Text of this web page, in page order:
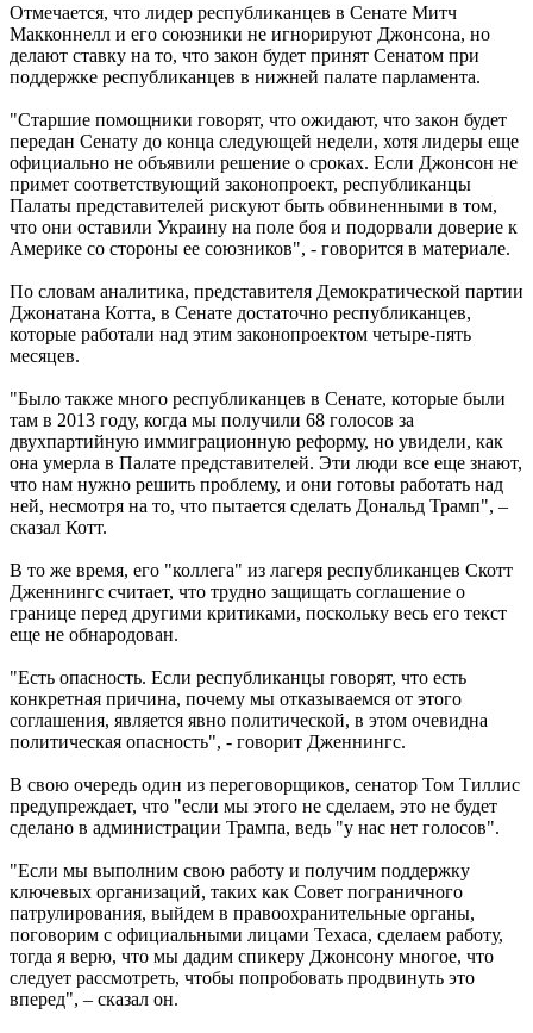
Отмечается, что лидер республиканцев в Сенате Митч
Макконнелл и его союзники не игнорируют Джонсона, но
делают ставку на то, что закон будет принят Сенатом при
поддержке республиканцев в нижней палате парламента.
"Старшие помощники говорят, что ожидают, что закон будет
передан Сенату до конца следующей недели, хотя лидеры еще
официально не объявили решение о сроках. Если Джонсон не
примет соответствующий законопроект, республиканцы
Палаты представителей рискуют быть обвиненными в том,
что они оставили Украину на поле боя и подорвали доверие к
Америке со стороны ее союзников", - говорится в материале.
По словам аналитика, представителя Демократической партии
Джонатана Котта, в Сенате достаточно республиканцев,
которые работали над этим законопроектом четыре-пять
месяцев.
"Было также много республиканцев в Сенате, которые были
там в 2013 году, когда мы получили 68 голосов за
двухпартийную иммиграционную реформу, но увидели, как
она умерла в Палате представителей. Эти люди все еще знают,
что нам нужно решить проблему, и они готовы работать над
ней, несмотря на то, что пытается сделать Дональд Трамп", –
сказал Котт.
В то же время, его "коллега" из лагеря республиканцев Скотт
Дженнингс считает, что трудно защищать соглашение о
границе перед другими критиками, поскольку весь его текст
еще не обнародован.
"Есть опасность. Если республиканцы говорят, что есть
конкретная причина, почему мы отказываемся от этого
соглашения, является явно политической, в этом очевидна
политическая опасность", - говорит Дженнингс.
В свою очередь один из переговорщиков, сенатор Том Тиллис
предупреждает, что "если мы этого не сделаем, это не будет
сделано в администрации Трампа, ведь "у нас нет голосов".
"Если мы выполним свою работу и получим поддержку
ключевых организаций, таких как Совет пограничного
патрулирования, выйдем в правоохранительные органы,
поговорим с официальными лицами Техаса, сделаем работу,
тогда я верю, что мы дадим спикеру Джонсону многое, что
следует рассмотреть, чтобы попробовать продвинуть это
вперед", – сказал он.